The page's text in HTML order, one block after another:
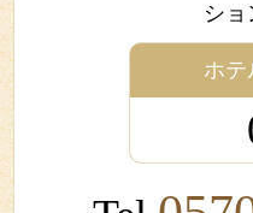
ショ
ホテ